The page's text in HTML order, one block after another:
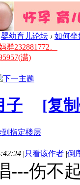
婴幼育儿论坛 › 如何坐
群232881772、
满)
子 [复
|只看该作者 |倒
---伤不